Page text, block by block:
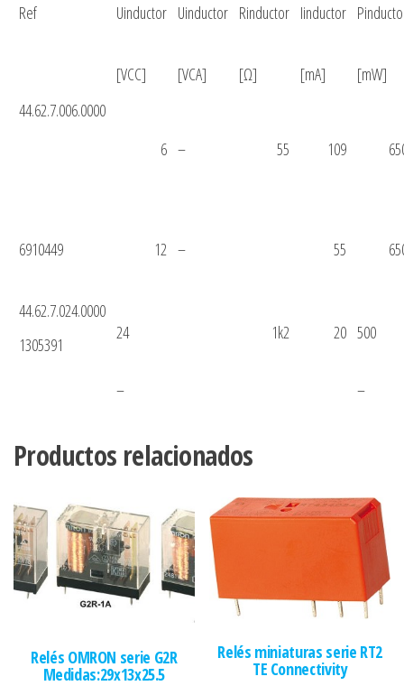
Ref Uinductor Uinductor Rinductor Iinductor
[VCC] [VCA] [Ω] [mA]
[mW]
44.62.7.006.0000
6 – 55 109
6910449 12 – 55
44.62.7.024.0000
1305391
24 1k2 20 500
– –
Productos relacionados
Relés OMRON serie G2R
Medidas:29x13x25.5
Relés miniaturas serie RT2
TE Connectivity